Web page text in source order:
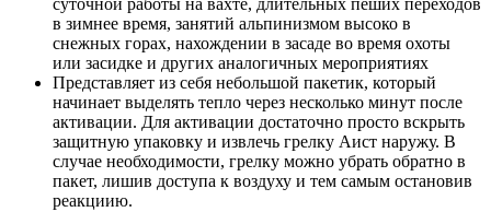
суточной работы на вахте, длительных пеших переходов
в зимнее время, занятий альпинизмом высоко в
снежных горах, нахождении в засаде во время охоты
или засидке и других аналогичных мероприятиях
Представляет из себя небольшой пакетик, который
начинает выделять тепло через несколько минут после
активации. Для активации достаточно просто вскрыть
защитную упаковку и извлечь грелку Аист наружу. В
случае необходимости, грелку можно убрать обратно в
пакет, лишив доступа к воздуху и тем самым остановив
реакциию.